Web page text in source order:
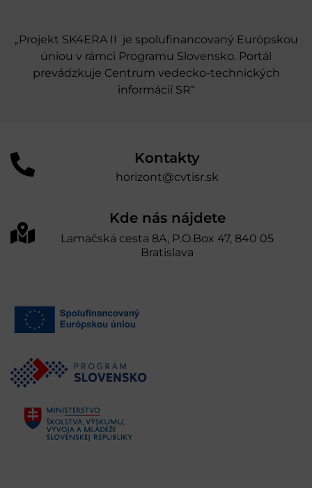
„Projekt SK4ERA II je spolufinancovaný Európskou
úniou v rámci Programu Slovensko. Portál
prevádzkuje Centrum vedecko-technických
informácií SR“
Kontakty
horizont@cvtisr.sk
Kde nás nájdete
Lamačská cesta 8A, P.O.Box 47, 840 05
Bratislava